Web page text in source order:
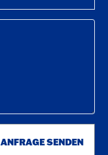
ANFRAGE SENDEN